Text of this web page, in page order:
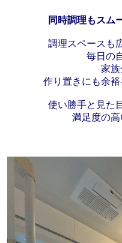
同時調理もスム
調理スペースも
毎日の
家
作り置きにも余裕
使い勝手と見た
満足度の高